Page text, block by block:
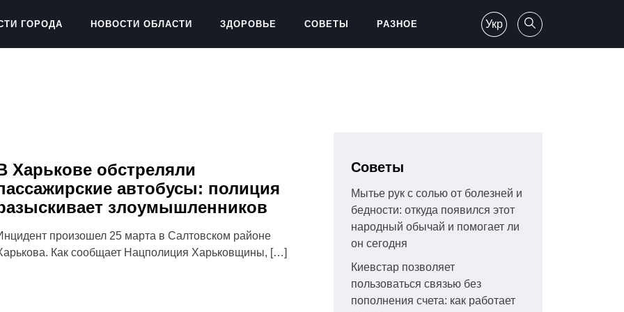
ГОРОДА НОВОСТИ ОБЛАСТИ ЗДОРОВЬЕ СОВЕТЫ РАЗНОЕ Укр
Харькове обстреляли
автобусы: полиция
злоумышленников
произошел 25 марта в Салтовском районе
Как сообщает Нацполиция Харьковщины, […]
Советы
Мытье рук с солью от болезней и
бедности: откуда появился этот
народный обычай и помогает ли
он сегодня
Киевстар позволяет
пользоваться связью без
пополнения счета: как работает